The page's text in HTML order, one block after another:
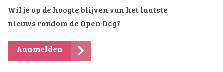
Wil je op de hoogte blijven van het laatste
nieuws rondom de Open Dag?
Aanmelden